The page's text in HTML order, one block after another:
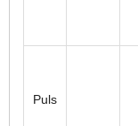
Puls